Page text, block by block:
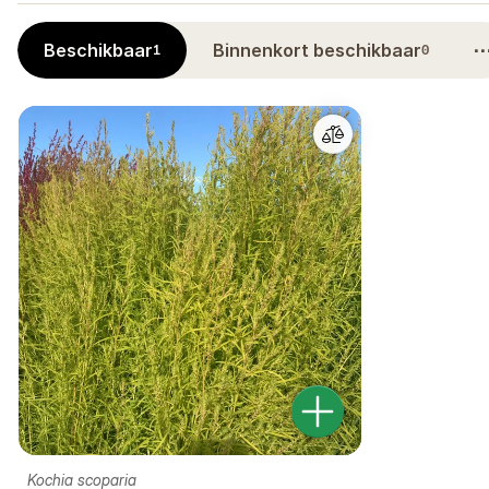
Beschikbaar1 Binnenkort beschikbaar0
Kochia scoparia